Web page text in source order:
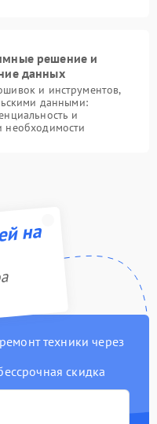
решение и
данных
и инструментов,
данными:
и
необходимости
на
техники через
скидка